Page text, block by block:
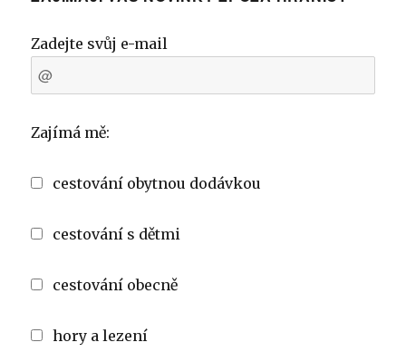
Zadejte svůj e-mail
Zajímá mě:
cestování obytnou dodávkou
cestování s dětmi
cestování obecně
hory a lezení